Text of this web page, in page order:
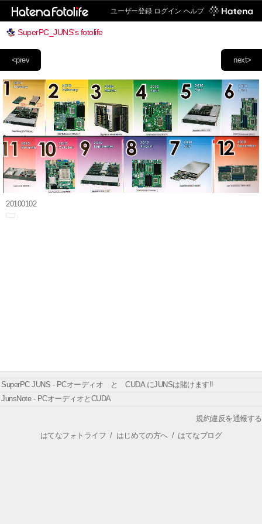
ユーザー登録 ログイン ヘルプ
SuperPC_JUNS's fotolife
next>
<prev
20100102
SuperPC JUNS - PCオーディオ と CUDA にJUNSは賭けます!!
JunsNote - PCオーディオとCUDA
規約違反を通報する
はてなフォトライフ / はじめての方へ/ はてなブログ